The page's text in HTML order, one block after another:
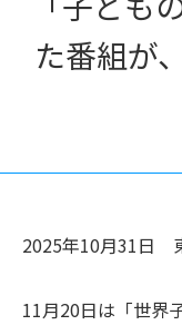
た番組が
2025年10月31日
11月20日は「世界